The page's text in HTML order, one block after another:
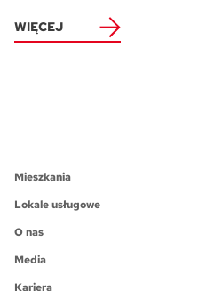
WIĘCEJ
Mieszkania
Lokale usługowe
O nas
Media
Kariera